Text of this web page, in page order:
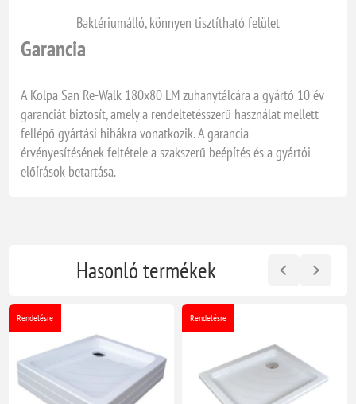
Baktériumálló, könnyen tisztítható felület
Garancia
A Kolpa San Re-Walk 180x80 LM zuhanytálcára a gyártó 10 év
garanciát biztosít, amely a rendeltetésszerű használat mellett
fellépő gyártási hibákra vonatkozik. A garancia
érvényesítésének feltétele a szakszerű beépítés és a gyártói
előírások betartása.
Hasonló termékek
Rendelésre Rendelésre